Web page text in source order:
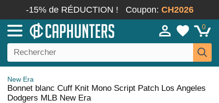
-15% de RÉDUCTION ! Coupon: CH2026
0
New Era
Bonnet blanc Cuff Knit Mono Script Patch Los Angeles
Dodgers MLB New Era